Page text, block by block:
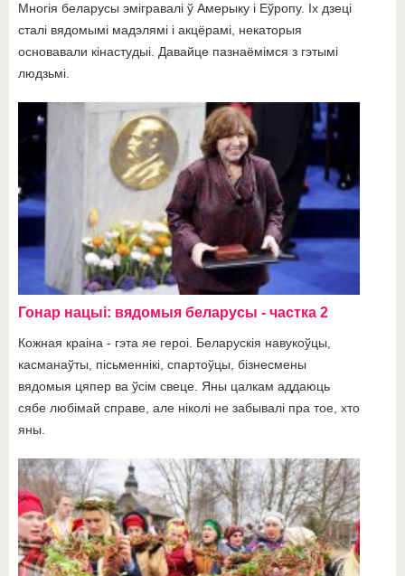
Многія беларусы эмігравалі ў Амерыку і Еўропу. Іх дзеці
сталі вядомымі мадэлямі і акцёрамі, некаторыя
основавали кінастудыі. Давайце пазнаёмімся з гэтымі
людзьмі.
Гонар нацыі: вядомыя беларусы - частка 2
Кожная краіна - гэта яе героі. Беларускія навукоўцы,
касманаўты, пісьменнікі, спартоўцы, бізнесмены
вядомыя цяпер ва ўсім свеце. Яны цалкам аддаюць
сябе любімай справе, але ніколі не забывалі пра тое, хто
яны.